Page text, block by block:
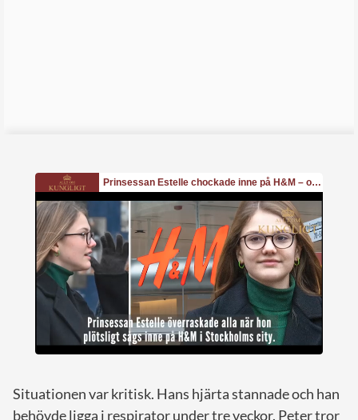
Situationen var kritisk. Hans hjärta stannade och han
behövde ligga i respirator under tre veckor. Peter tror